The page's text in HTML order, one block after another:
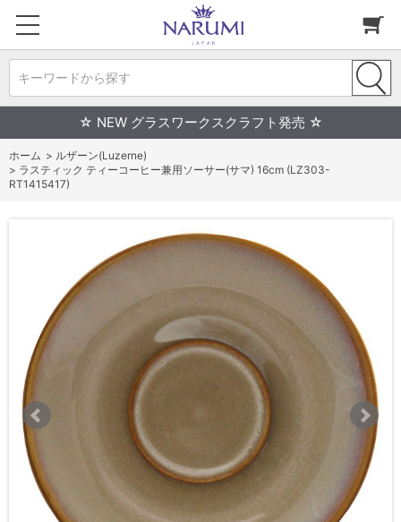
キーワードから探す
☆ NEW グラスワークスクラフト発売 ☆
ホーム > ルザーン(Luzerne)
> ラスティック ティーコーヒー兼用ソーサー(サマ) 16cm (LZ303-
RT1415417)